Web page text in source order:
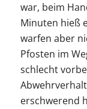
war, beim
Minuten hieß
warfen aber
Pfosten im
schlecht
erschwerend